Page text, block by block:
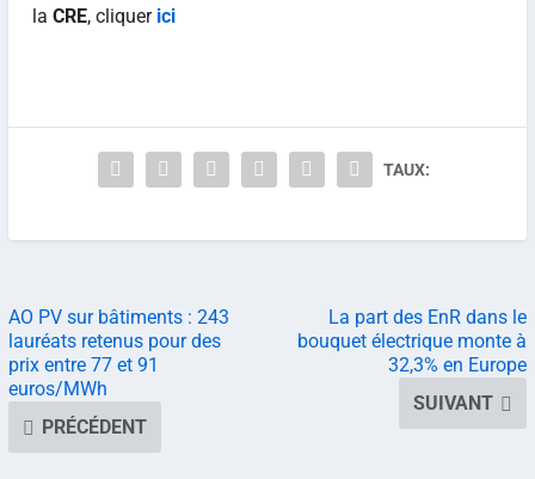
la CRE, cliquer ici
TAUX:
AO PV sur bâtiments : 243
lauréats retenus pour des
prix entre 77 et 91
euros/MWh
PRÉCÉDENT
La part des EnR dans le
bouquet électrique monte à
32,3% en Europe
SUIVANT